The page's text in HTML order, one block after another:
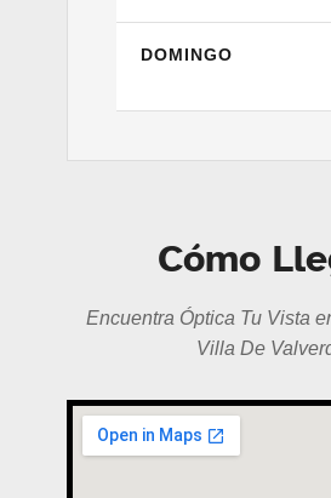
DOMINGO
Cómo
Encuentra Óptica Tu Vista
Villa De